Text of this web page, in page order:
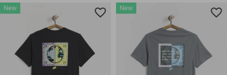
Elérhető méretek:
S; M; L; XL; XXL
Elérhető méretek:
S; M; L; XL; XXL
New New